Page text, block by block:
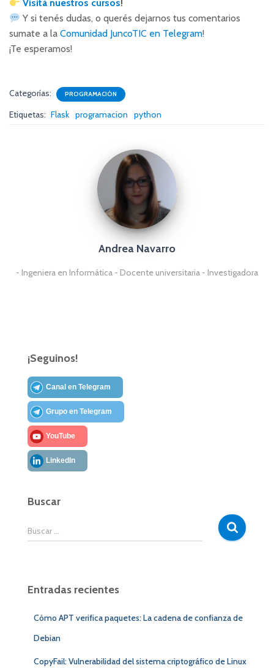
Visitá nuestros cursos!
Y si tenés dudas, o querés dejarnos tus comentarios
sumate a la Comunidad JuncoTIC en Telegram!
¡Te esperamos!
Categorías: PROGRAMACIÓN
Etiquetas: Flask programacion python
Andrea Navarro
- Ingeniera en Informática - Docente universitaria - Investigadora
¡Seguinos!
Canal en Telegram
Grupo en Telegram
YouTube
LinkedIn
Buscar
B
u
r
Buscar …
Entradas recientes
Cómo APT verifica paquetes: La cadena de confianza de
Debian
CopyFail: Vulnerabilidad del sistema criptográfico de Linux